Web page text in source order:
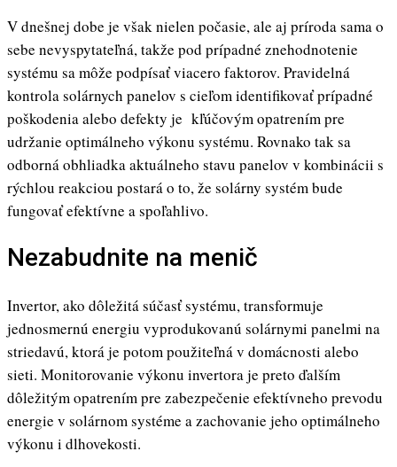
V dnešnej dobe je však nielen počasie, ale aj príroda sama o
sebe nevyspytateľná, takže pod prípadné znehodnotenie
systému sa môže podpísať viacero faktorov. Pravidelná
kontrola solárnych panelov s cieľom identifikovať prípadné
poškodenia alebo defekty je kľúčovým opatrením pre
udržanie optimálneho výkonu systému. Rovnako tak sa
odborná obhliadka aktuálneho stavu panelov v kombinácii s
rýchlou reakciou postará o to, že solárny systém bude
fungovať efektívne a spoľahlivo.
Nezabudnite na menič
Invertor, ako dôležitá súčasť systému, transformuje
jednosmernú energiu vyprodukovanú solárnymi panelmi na
striedavú, ktorá je potom použiteľná v domácnosti alebo
sieti. Monitorovanie výkonu invertora je preto ďalším
dôležitým opatrením pre zabezpečenie efektívneho prevodu
energie v solárnom systéme a zachovanie jeho optimálneho
výkonu i dlhovekosti.